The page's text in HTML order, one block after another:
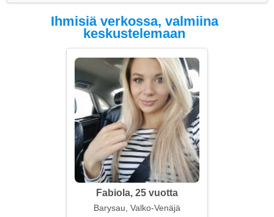
Ihmisiä verkossa, valmiina
keskustelemaan
Fabiola, 25 vuotta
Barysau, Valko-Venäjä